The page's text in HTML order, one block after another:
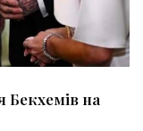
Бекхемів на